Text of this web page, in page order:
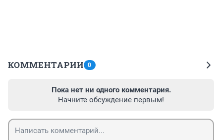
КОММЕНТАРИИ 0
Пока нет ни одного комментария.
Начните обсуждение первым!